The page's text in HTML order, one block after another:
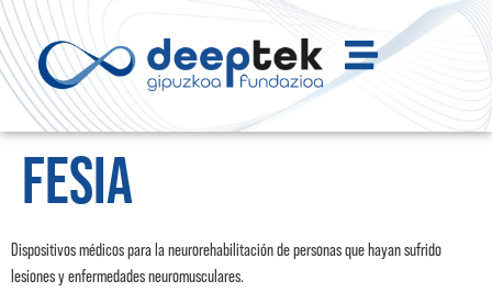
FESIA
Dispositivos médicos para la neurorehabilitación de personas que hayan sufrido
lesiones y enfermedades neuromusculares.